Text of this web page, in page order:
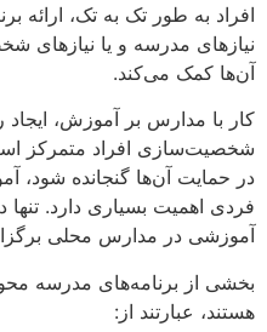
افراد به طور تک به تک، ارائه
نیازهای مدرسه و یا نیازهای
آن‌ها کمک می‌کند.
کار با مدارس بر آموزش،
شخصیت‌سازی افراد متمرکز
در حمایت آن‌ها گنجانده شود،
آموزشی در مدارس محلی
بخشی از برنامه‌های مدرسه
هستند، عبارتند از: